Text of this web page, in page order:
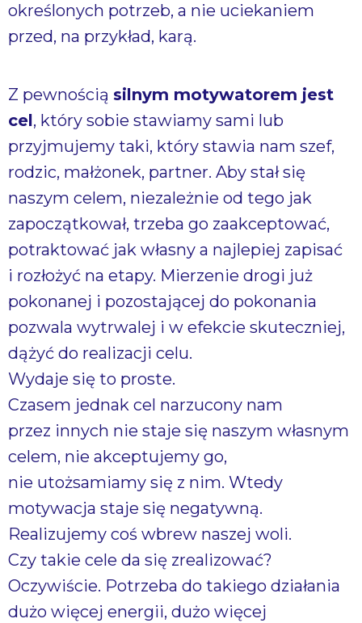
określonych potrzeb, a nie uciekaniem
przed, na przykład, karą.
Z pewnością silnym motywatorem jest
cel, który sobie stawiamy sami lub
przyjmujemy taki, który stawia nam szef,
rodzic, małżonek, partner. Aby stał się
naszym celem, niezależnie od tego jak
zapoczątkował, trzeba go zaakceptować,
potraktować jak własny a najlepiej zapisać
i rozłożyć na etapy. Mierzenie drogi już
pokonanej i pozostającej do pokonania
pozwala wytrwalej i w efekcie skuteczniej,
dążyć do realizacji celu.
Wydaje się to proste.
Czasem jednak cel narzucony nam
przez innych nie staje się naszym własnym
celem, nie akceptujemy go,
nie utożsamiamy się z nim. Wtedy
motywacja staje się negatywną.
Realizujemy coś wbrew naszej woli.
Czy takie cele da się zrealizować?
Oczywiście. Potrzeba do takiego działania
dużo więcej energii, dużo więcej